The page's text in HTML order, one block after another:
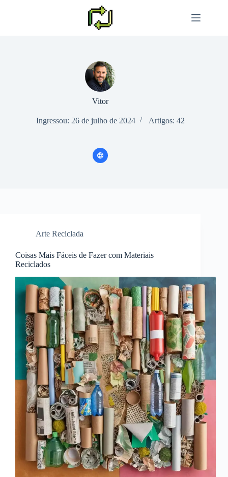
Vitor
Ingressou: 26 de julho de 2024 Artigos: 42
Arte Reciclada
Coisas Mais Fáceis de Fazer com Materiais
Reciclados